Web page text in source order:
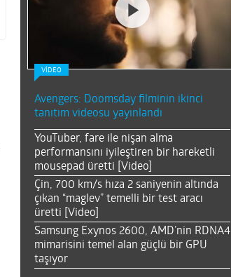
VİDEO
Avengers: Doomsday filminin ikinci
tanıtım videosu yayınlandı
YouTuber, fare ile nişan alma
performansını iyileştiren bir hareketli
mousepad üretti [Video]
Çin, 700 km/s hıza 2 saniyenin altında
çıkan “maglev” temelli bir test aracı
üretti [Video]
Samsung Exynos 2600, AMD’nin RDNA4
mimarisini temel alan güçlü bir GPU
taşıyor